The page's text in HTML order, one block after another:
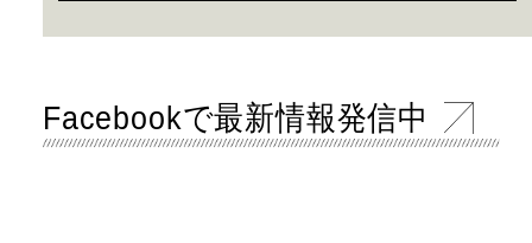
Facebookで最新情報発信中